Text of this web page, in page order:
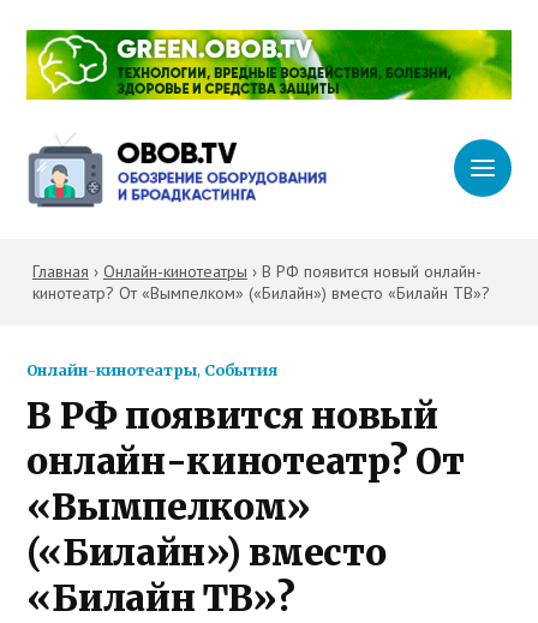
Главная › Онлайн-кинотеатры › В РФ появится новый онлайн-
кинотеатр? От «Вымпелком» («Билайн») вместо «Билайн ТВ»?
Онлайн-кинотеатры, События
В РФ появится новый
онлайн-кинотеатр? От
«Вымпелком»
(«Билайн») вместо
«Билайн ТВ»?